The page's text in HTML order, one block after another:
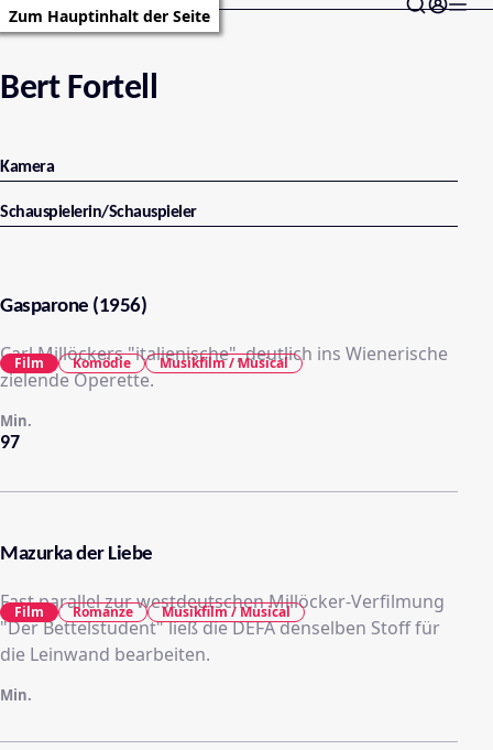
Zum Hauptinhalt der Seite
Bert Fortell
Kamera
Schauspielerin/Schauspieler
Gasparone (1956)
Carl Millöckers "italienische", deutlich ins Wienerische
zielende Operette.
97
Min.
Film Komödie Musikfilm / Musical
Mazurka der Liebe
Fast parallel zur westdeutschen Millöcker-Verfilmung
"Der Bettelstudent" ließ die DEFA denselben Stoff für
die Leinwand bearbeiten.
Min.
Film Romanze Musikfilm / Musical